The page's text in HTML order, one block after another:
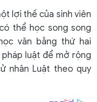
lợi thế của sinh viên
thể học song song
văn bằng thứ hai
luật để mở rộng
nhân Luật theo quy